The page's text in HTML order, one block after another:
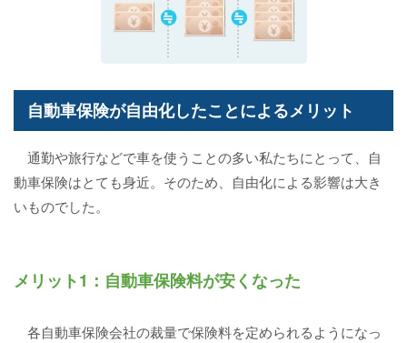
自動車保険が自由化したことによるメリット
通勤や旅行などで車を使うことの多い私たちにとって、自
動車保険はとても身近。そのため、自由化による影響は大き
いものでした。
メリット1：自動車保険料が安くなった
各自動車保険会社の裁量で保険料を定められるようになっ